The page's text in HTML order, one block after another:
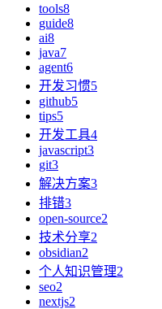
tools8
guide8
ai8
java7
agent6
开发习惯5
github5
tips5
开发工具4
javascript3
git3
解决方案3
排错3
open-source2
技术分享2
obsidian2
个人知识管理2
seo2
nextjs2